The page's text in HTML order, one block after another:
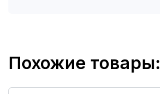
Похожие товары: